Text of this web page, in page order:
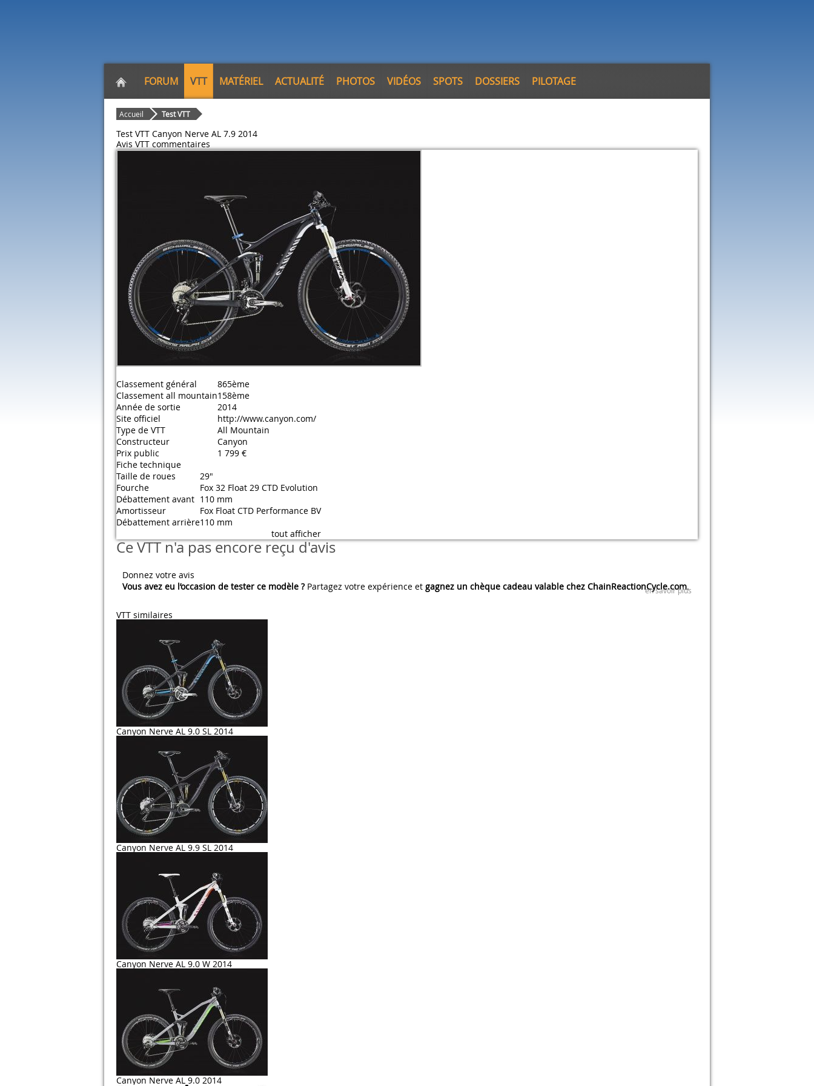
FORUM VTT MATÉRIEL ACTUALITÉ PHOTOS VIDÉOS SPOTS DOSSIERS PILOTAGE
Accueil Test VTT
Test VTT Canyon Nerve AL 7.9 2014
Avis VTT commentaires
Classement général
865ème
Classement all mountain158ème
Année de sortie
2014
Site officiel
http://www.canyon.com/
Type de VTT
All Mountain
Constructeur
Canyon
Prix public
1 799 €
Fiche technique
Taille de roues
29"
Fourche
Fox 32 Float 29 CTD Evolution
Débattement avant 110 mm
Amortisseur
Fox Float CTD Performance BV
Débattement arrière110 mm
tout afficher
Ce VTT n'a pas encore reçu d'avis
Donnez votre avis
Vous avez eu l’occasion de tester ce modèle ?Partagez votre expérience et gagnez un chèque cadeau valable chez ChainReactionCycle.com.
en savoir plus
VTT similaires
Canyon Nerve AL 9.0 SL 2014
Canyon Nerve AL 9.9 SL 2014
Canyon Nerve AL 9.0 W 2014
Canyon Nerve AL 9.0 2014